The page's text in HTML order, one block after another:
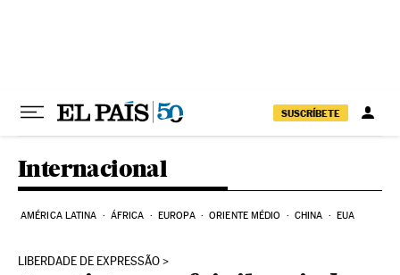
SUSCRÍBETE
Internacional
AMÉRICA LATINA ÁFRICA EUROPA ORIENTE MÉDIO CHINA EUA
LIBERDADE DE EXPRESSÃO